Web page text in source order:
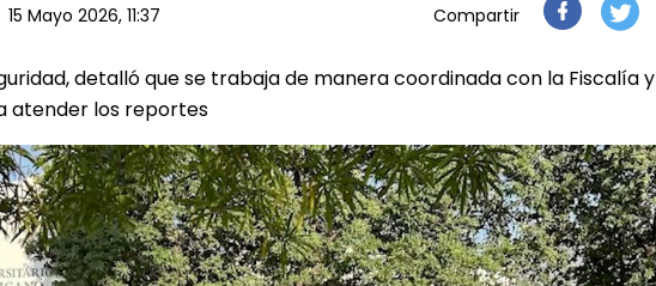
15 Mayo 2026, 11:37 Compartir
detalló que se trabaja de manera coordinada con la Fiscalía y
atender los reportes